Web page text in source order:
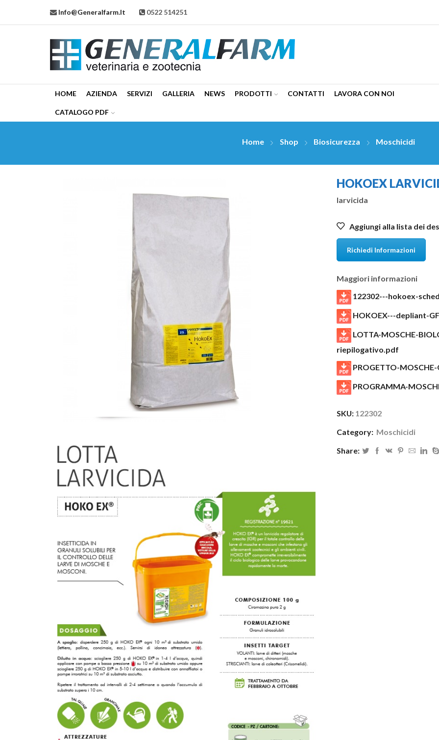
Info@generalfarm.it 0522 514251
HOME AZIENDA SERVIZI GALLERIA NEWS PRODOTTI CONTATTI LAVORA CON NOI
CATALOGO PDF
Home Shop Biosicurezza Moschicidi
HOKOEX
larvicida
Aggiungi alla lista dei
Richiedi Informazioni
Maggiori informazioni
122302---hokoex-
HOKOEX---depliant-
LOTTA-MOSCHE-
riepilogativo.pdf
PROGETTO-
PROGRAMMA-
SKU: 122302
Category: Moschicidi
Share: